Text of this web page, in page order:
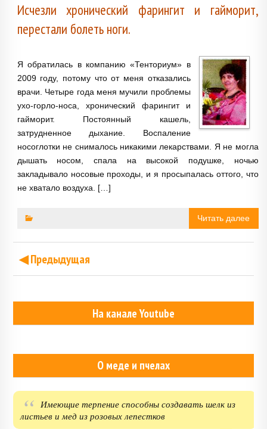
Исчезли хронический фарингит и гайморит,
перестали болеть ноги.
Я обратилась в компанию «Тенториум» в
2009 году, потому что от меня отказались
врачи. Четыре года меня мучили проблемы
ухо-горло-носа, хронический фарингит и
гайморит. Постоянный кашель,
затрудненное дыхание. Воспаление
носоглотки не снималось никакими лекарствами. Я не могла
дышать носом, спала на высокой подушке, ночью
закладывало носовые проходы, и я просыпалась оттого, что
не хватало воздуха. […]
Читать далее
◀ Предыдущая
На канале Youtube
О меде и пчелах
Имеющие терпение способны создавать шелк из
листьев и мед из розовых лепестков